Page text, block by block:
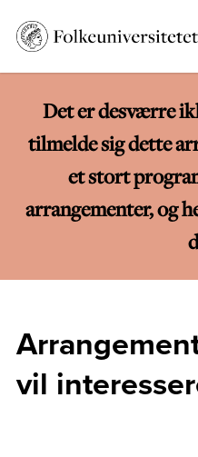
Det er desværre
tilmelde sig dette
et stort
arrangementer, og
vil